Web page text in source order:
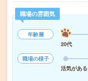
職場の雰囲気
年齢層
20代
職場の様子
活気がある